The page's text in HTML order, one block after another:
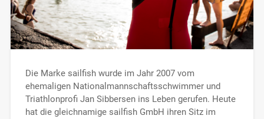
Die Marke sailfish wurde im Jahr 2007 vom
ehemaligen Nationalmannschaftsschwimmer und
Triathlonprofi Jan Sibbersen ins Leben gerufen. Heute
hat die gleichnamige sailfish GmbH ihren Sitz im